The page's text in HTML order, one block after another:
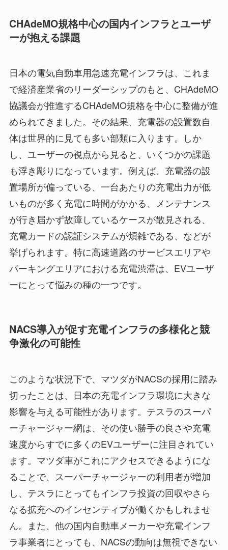
CHAdeMO規格中心の国内インフラとユーザ
ーが抱える課題
日本の電気自動車用急速充電インフラは、これま
で経済産業省のリーダーシップのもと、CHAdeMO
協議会が推進するCHAdeMO規格を中心に整備が進
められてきました。その結果、充電器の設置数自
体は世界的に見ても多い部類に入ります。しか
し、ユーザーの視点から見ると、いくつかの課題
も浮き彫りになっています。例えば、充電器の設
置場所が偏っている、一台あたりの充電出力が低
いものが多く充電に時間がかかる、メンテナンス
が行き届かず故障しているケースが散見される、
充電カードの認証システムが煩雑である、などが
挙げられます。特に高速道路のサービスエリアや
パーキングエリアにおける充電渋滞は、EVユーザ
ーにとって悩みの種の一つです。
NACS導入が促す充電インフラの多様化と競
争激化の可能性
このような状況下で、マツダがNACSの採用に踏み
切ったことは、日本の充電インフラ環境に大きな
影響を与える可能性があります。テスラのスーパ
ーチャージャー網は、その使い勝手の良さや充電
速度からすでに多くのEVユーザーに注目されてい
ます。マツダ車がこれにアクセスできるようにな
ることで、スーパーチャージャーの利用者が増加
し、テスラにとってもインフラ投資の回収やさら
なる拡充へのインセンティブが働くかもしれませ
ん。また、他の国内自動車メーカーや充電インフ
ラ事業者にとっても、NACSの動向は無視できない